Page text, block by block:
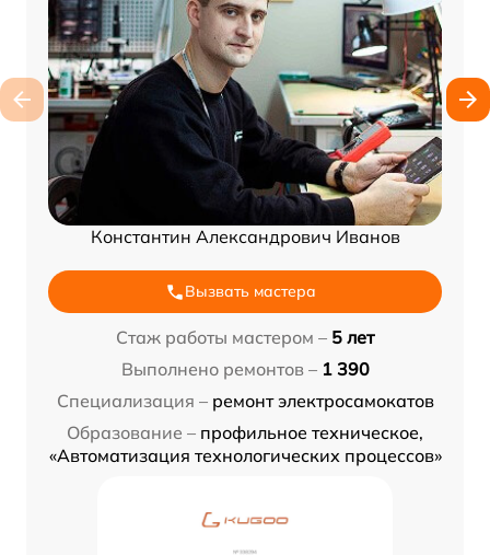
Константин Александрович Иванов
Вызвать мастера
Стаж работы мастером – 5 лет
Выполнено ремонтов – 1 390
Специализация – ремонт электросамокатов
Образование – профильное техническое,
«Автоматизация технологических процессов»